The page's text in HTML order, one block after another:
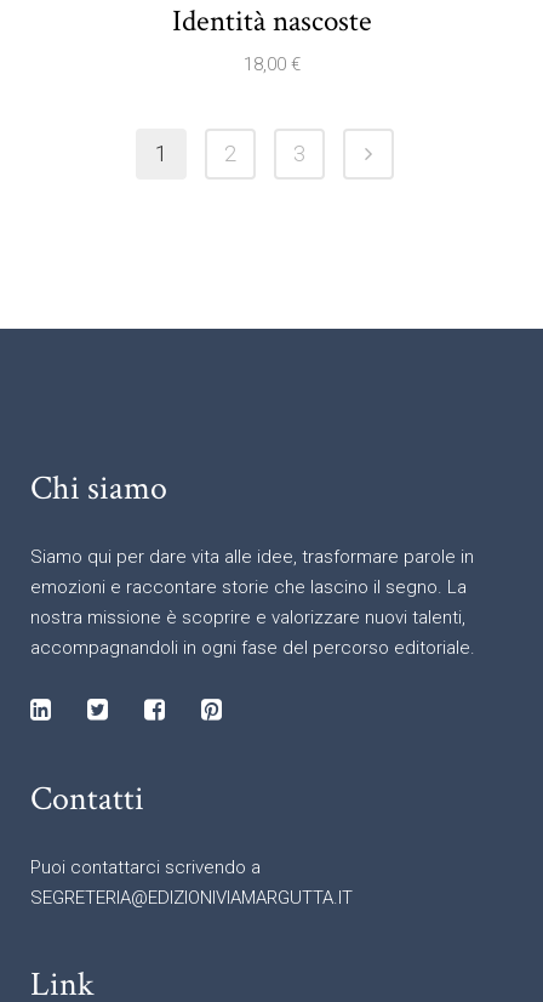
Identità nascoste
18,00 €
1 2 3
Chi siamo
Siamo qui per dare vita alle idee, trasformare parole in
emozioni e raccontare storie che lascino il segno. La
nostra missione è scoprire e valorizzare nuovi talenti,
accompagnandoli in ogni fase del percorso editoriale.
Contatti
Puoi contattarci scrivendo a
SEGRETERIA@EDIZIONIVIAMARGUTTA.IT
Link